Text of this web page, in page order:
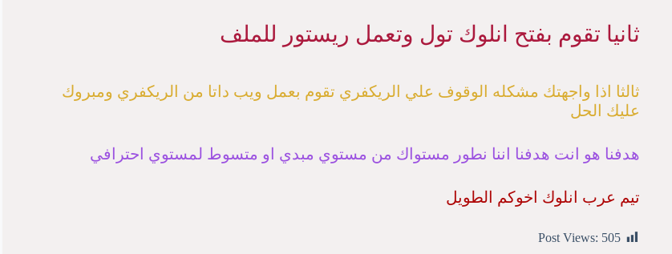
ثانيا تقوم بفتح انلوك تول وتعمل ريستور للملف
ثالثا اذا واجهتك مشكله الوقوف علي الريكفري تقوم بعمل ويب داتا من الريكفري ومبروك
عليك الحل
هدفنا هو انت هدفنا اننا نطور مستواك من مستوي مبدي او متسوط لمستوي احترافي
تيم عرب انلوك اخوكم الطويل
Post Views: 505